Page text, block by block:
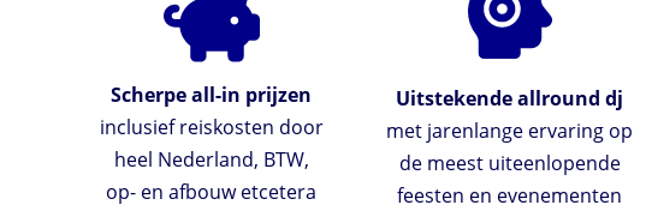
Scherpe all-in prijzen
inclusief reiskosten door
heel Nederland, BTW,
op- en afbouw etcetera
Uitstekende allround dj
met jarenlange ervaring op
de meest uiteenlopende
feesten en evenementen